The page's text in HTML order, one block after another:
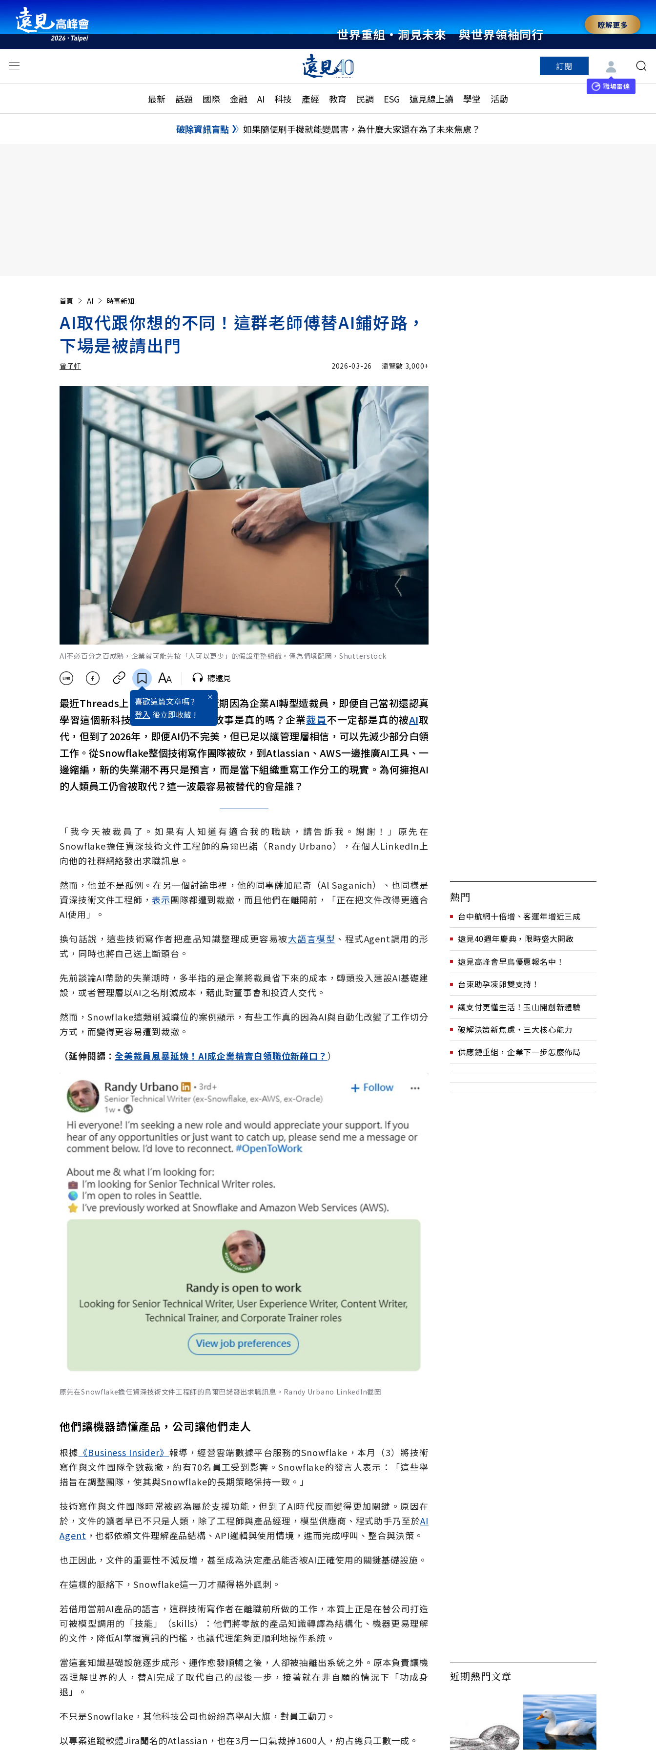
世界重組・洞見未來 與世界領袖同行
瞭解更多
訂閱
職場雷達
最新 話題 國際 金融 AI 科技 產經 教育 民調 ESG 遠見線上讀 學堂 活動
活動
話題
國際
特輯
大學升學、職涯攻略
縣市施政調查全解析
更多訂閱方案
特色頻道
破除資訊盲點 如果隨便刷手機就能變厲害，為什麼大家還在為了未來焦慮？
首頁 AI 時事新知
AI取代跟你想的不同！這群老師傅替AI鋪好路，
下場是被請出門
曾子軒
曾子軒 加入追蹤
2026-03-26 瀏覽數 3,000+
AI不必百分之百成熟，企業就可能先按「人可以更少」的假設重整組織。僅為情境配圖，Shutterstock
喜歡這篇文章嗎 ?
登入 後立即收藏 !
聽遠見
最近Threads上有網友指出，自己近期因為企業AI轉型遭裁員，即便自己當初還認真
學習這個新科技不落人後。這樣的故事是真的嗎？企業裁員不一定都是真的被AI取
代，但到了2026年，即便AI仍不完美，但已足以讓管理層相信，可以先減少部分白領
工作。從Snowflake整個技術寫作團隊被砍，到Atlassian、AWS一邊推廣AI工具、一
邊縮編，新的失業潮不再只是預言，而是當下組織重寫工作分工的現實。為何擁抱AI
的人類員工仍會被取代？這一波最容易被替代的會是誰？
「我今天被裁員了。如果有人知道有適合我的職缺，請告訴我。謝謝！」原先在
Snowflake擔任資深技術文件工程師的烏爾巴諾（Randy Urbano），在個人LinkedIn上
向他的社群網絡發出求職訊息。
然而，他並不是孤例。在另一個討論串裡，他的同事薩加尼奇（Al Saganich）、也同樣是
資深技術文件工程師， 表示團隊都遭到裁撤，而且他們在離開前，「正在把文件改得更適合
AI使用」。
換句話說，這些技術寫作者把產品知識整理成更容易被大語言模型 、程式Agent調用的形
式，同時也將自己送上斷頭台。
先前談論AI帶動的失業潮時，多半指的是企業將裁員省下來的成本，轉頭投入建設AI基礎建
設，或者管理層以AI之名削減成本，藉此對董事會和投資人交代。
然而，Snowflake這類削減職位的案例顯示，有些工作真的因為AI與自動化改變了工作切分
方式，而變得更容易遭到裁撤。
（延伸閱讀：全美裁員風暴延燒！AI成企業精實白領職位新藉口？ ）
原先在Snowflake擔任資深技術文件工程師的烏爾巴諾發出求職訊息。Randy Urbano LinkedIn截圖
他們讓機器讀懂產品，公司讓他們走人
根據 《Business Insider》 報導，經營雲端數據平台服務的Snowflake，本月（3）將技術
寫作與文件團隊全數裁撤，約有70名員工受到影響。Snowflake的發言人表示：「這些舉
措旨在調整團隊，使其與Snowflake的長期策略保持一致。」
技術寫作與文件團隊時常被認為屬於支援功能，但到了AI時代反而變得更加關鍵。原因在
於，文件的讀者早已不只是人類，除了工程師與產品經理，模型供應商、程式助手乃至於AI
Agent ，也都依賴文件理解產品結構、API邏輯與使用情境，進而完成呼叫、整合與決策。
也正因此，文件的重要性不減反增，甚至成為決定產品能否被AI正確使用的關鍵基礎設施。
在這樣的脈絡下，Snowflake這一刀才顯得格外諷刺。
若借用當前AI產品的語言，這群技術寫作者在離職前所做的工作，本質上正是在替公司打造
可被模型調用的「技能」（skills）：他們將零散的產品知識轉譯為結構化、機器更易理解
的文件，降低AI掌握資訊的門檻，也讓代理能夠更順利地操作系統。
當這套知識基礎設施逐步成形、運作愈發順暢之後，人卻被抽離出系統之外。原本負責讓機
器理解世界的人，替AI完成了取代自己的最後一步，接著就在非自願的情況下「功成身
退」。
不只是Snowflake，其他科技公司也紛紛高舉AI大旗，對員工動刀。
以專案追蹤軟體Jira聞名的Atlassian，也在3月一口氣裁掉1600人，約占總員工數一成。
熱門
台中航網十倍增、客運年增近三成
遠見40週年慶典，限時盛大開啟
遠見高峰會早鳥優惠報名中！
台東助孕凍卵雙支持！
讓支付更懂生活！玉山開創新體驗
破解決策新焦慮，三大核心能力
供應鏈重組，企業下一步怎麼佈局
近期熱門文章